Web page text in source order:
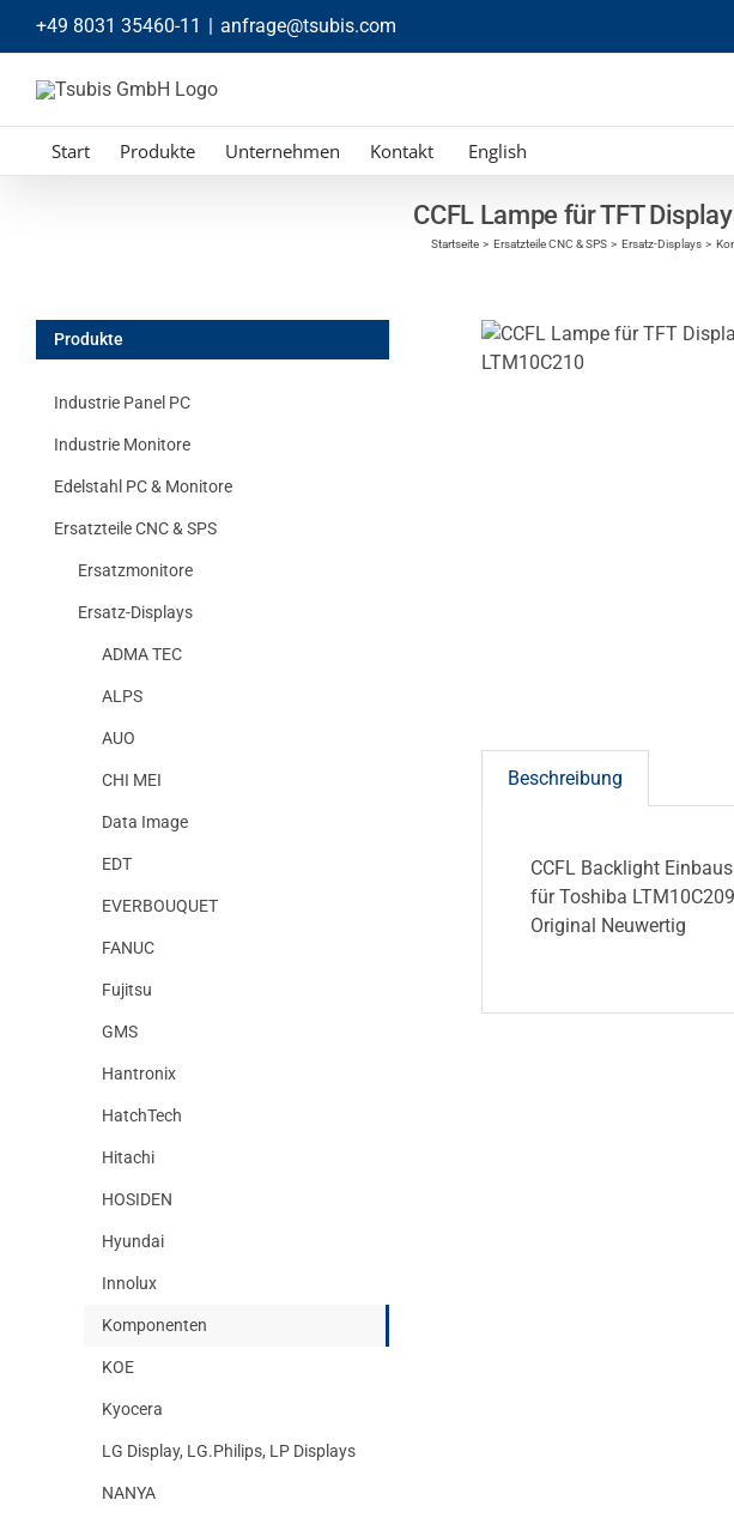
+49 8031 35460-11 | anfrage@tsubis.com
Start Produkte Unternehmen Kontakt English
CCFL Lampe für TFT
Startseite Ersatzteile CNC & SPS Ersatz-Displays
Beschreibung
CCFL Backlight
für Toshiba
Original Neuwertig
Produkte
Industrie Panel PC
Industrie Monitore
Edelstahl PC & Monitore
Ersatzteile CNC & SPS
Ersatzmonitore
Ersatz-Displays
ADMA TEC
ALPS
AUO
CHI MEI
Data Image
EDT
EVERBOUQUET
FANUC
Fujitsu
GMS
Hantronix
HatchTech
Hitachi
HOSIDEN
Hyundai
Innolux
Komponenten
KOE
Kyocera
LG Display, LG.Philips, LP Displays
NANYA